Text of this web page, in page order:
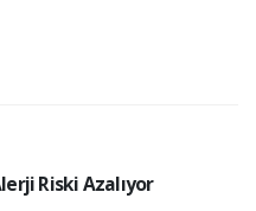
Riski Azalıyor